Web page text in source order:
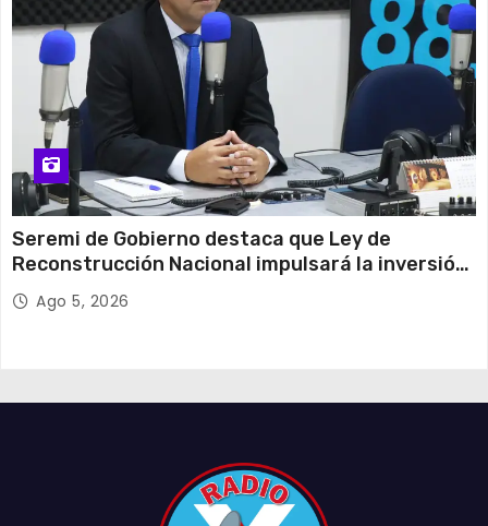
Seremi de Gobierno destaca que Ley de
Reconstrucción Nacional impulsará la inversión
y el empleo en Tarapacá
Ago 5, 2026